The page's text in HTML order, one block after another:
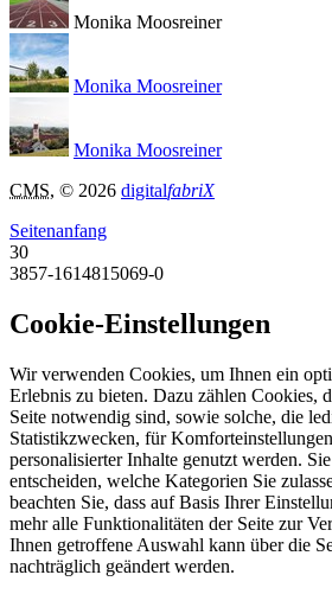
Monika Moosreiner
Monika Moosreiner
Monika Moosreiner
CMS, © 2026 digitalfabriX
Seitenanfang
30
3857-1614815069-0
Cookie-Einstellungen
Wir verwenden Cookies, um Ihnen ein
Erlebnis zu bieten. Dazu zählen Cookies,
Seite notwendig sind, sowie solche, die
Statistikzwecken, für
personalisierter Inhalte genutzt werden.
entscheiden, welche Kategorien Sie
beachten Sie, dass auf Basis Ihrer
mehr alle Funktionalitäten der Seite zur
Ihnen getroffene Auswahl kann über die
nachträglich geändert werden.